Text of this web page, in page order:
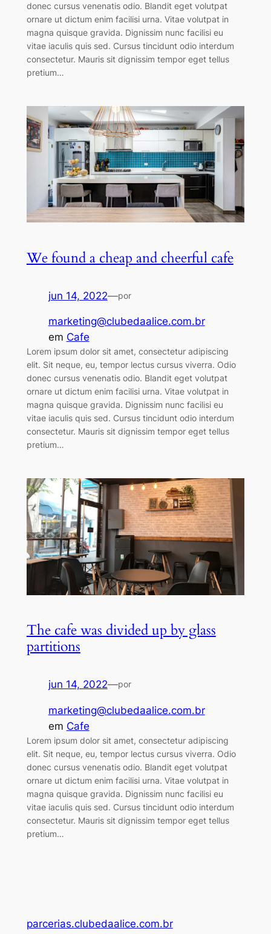
donec cursus venenatis odio. Blandit eget volutpat
ornare ut dictum enim facilisi urna. Vitae volutpat in
magna quisque gravida. Dignissim nunc facilisi eu
vitae iaculis quis sed. Cursus tincidunt odio interdum
consectetur. Mauris sit dignissim tempor eget tellus
pretium…
We found a cheap and cheerful cafe
jun 14, 2022—por
marketing@clubedaalice.com.br
em Cafe
Lorem ipsum dolor sit amet, consectetur adipiscing
elit. Sit neque, eu, tempor lectus cursus viverra. Odio
donec cursus venenatis odio. Blandit eget volutpat
ornare ut dictum enim facilisi urna. Vitae volutpat in
magna quisque gravida. Dignissim nunc facilisi eu
vitae iaculis quis sed. Cursus tincidunt odio interdum
consectetur. Mauris sit dignissim tempor eget tellus
pretium…
The cafe was divided up by glass
partitions
jun 14, 2022—por
marketing@clubedaalice.com.br
em Cafe
Lorem ipsum dolor sit amet, consectetur adipiscing
elit. Sit neque, eu, tempor lectus cursus viverra. Odio
donec cursus venenatis odio. Blandit eget volutpat
ornare ut dictum enim facilisi urna. Vitae volutpat in
magna quisque gravida. Dignissim nunc facilisi eu
vitae iaculis quis sed. Cursus tincidunt odio interdum
consectetur. Mauris sit dignissim tempor eget tellus
pretium…
parcerias.clubedaalice.com.br